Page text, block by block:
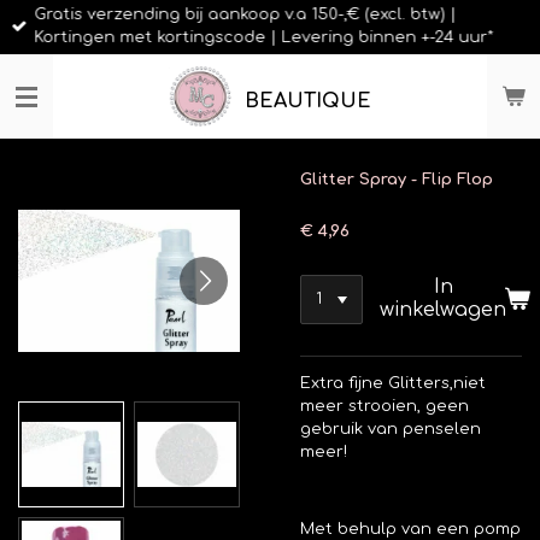
Ga
direct
de
BEAUTIQUE
Gratis verzending bij aankoop v.a 150-,€ (excl. btw) |
Kortingen met kortingscode | Levering binnen +-24 uur*
Glitter Spray - Flip Flop
€ 4,96
In
winkelwagen
Extra fijne Glitters,niet
meer strooien, geen
gebruik van penselen
meer!
Met behulp van een pomp